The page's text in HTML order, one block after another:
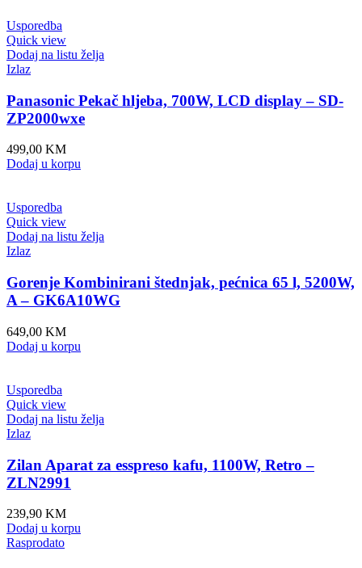
Usporedba
Quick view
Dodaj na listu želja
Izlaz
Panasonic Pekač hljeba, 700W, LCD display – SD-
ZP2000wxe
499,00 KM
Dodaj u korpu
Usporedba
Quick view
Dodaj na listu želja
Izlaz
Gorenje Kombinirani štednjak, pećnica 65 l, 5200W,
A – GK6A10WG
649,00 KM
Dodaj u korpu
Usporedba
Quick view
Dodaj na listu želja
Izlaz
Zilan Aparat za esspreso kafu, 1100W, Retro –
ZLN2991
239,90 KM
Dodaj u korpu
Rasprodato